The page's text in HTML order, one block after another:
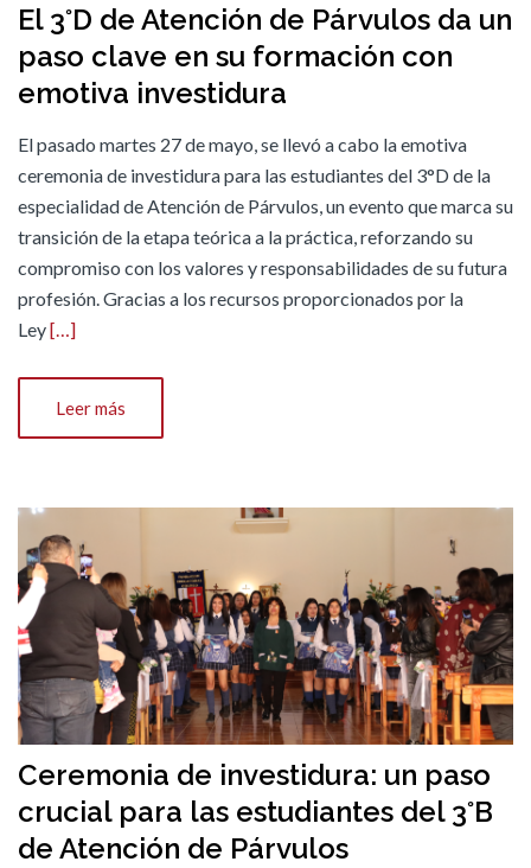
El 3°D de Atención de Párvulos da un
paso clave en su formación con
emotiva investidura
El pasado martes 27 de mayo, se llevó a cabo la emotiva
ceremonia de investidura para las estudiantes del 3°D de la
especialidad de Atención de Párvulos, un evento que marca su
transición de la etapa teórica a la práctica, reforzando su
compromiso con los valores y responsabilidades de su futura
profesión. Gracias a los recursos proporcionados por la
Ley[…]
Leer más
Ceremonia de investidura: un paso
crucial para las estudiantes del 3°B
de Atención de Párvulos